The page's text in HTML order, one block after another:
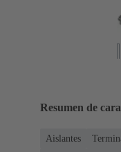
Resumen de
Aislantes